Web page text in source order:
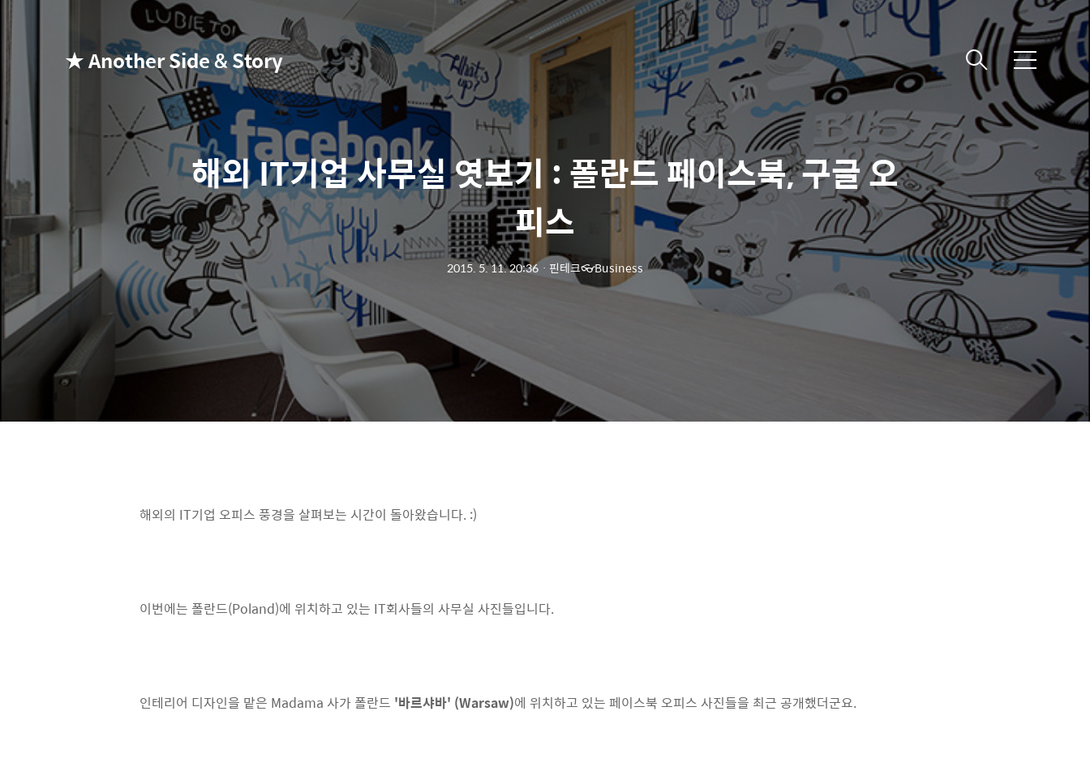
★ Another Side & Story 메
뉴
해외 IT기업 사무실 엿보기 : 폴란드 페이스북, 구글 오
피스
2015. 5. 11. 20:36ㆍ 핀테크👓Business
해외의 IT기업 오피스 풍경을 살펴보는 시간이 돌아왔습니다. :)
이번에는 폴란드(Poland)에 위치하고 있는 IT회사들의 사무실 사진들입니다.
인테리어 디자인을 맡은 Madama 사가 폴란드 '바르샤바' (Warsaw)에 위치하고 있는 페이스북 오피스 사진들을 최근 공개했더군요.